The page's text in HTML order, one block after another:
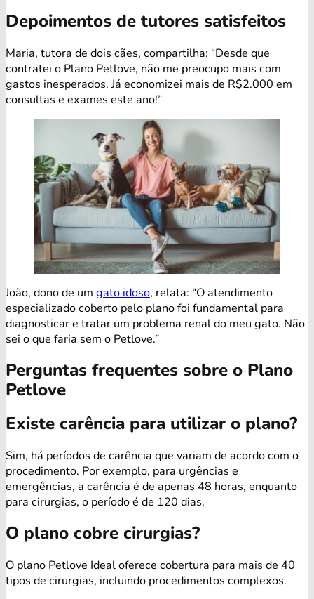
Depoimentos de tutores satisfeitos
Maria, tutora de dois cães, compartilha: “Desde que
contratei o Plano Petlove, não me preocupo mais com
gastos inesperados. Já economizei mais de R$2.000 em
consultas e exames este ano!”
João, dono de um gato idoso, relata: “O atendimento
especializado coberto pelo plano foi fundamental para
diagnosticar e tratar um problema renal do meu gato. Não
sei o que faria sem o Petlove.”
Perguntas frequentes sobre o Plano
Petlove
Existe carência para utilizar o plano?
Sim, há períodos de carência que variam de acordo com o
procedimento. Por exemplo, para urgências e
emergências, a carência é de apenas 48 horas, enquanto
para cirurgias, o período é de 120 dias.
O plano cobre cirurgias?
O plano Petlove Ideal oferece cobertura para mais de 40
tipos de cirurgias, incluindo procedimentos complexos.